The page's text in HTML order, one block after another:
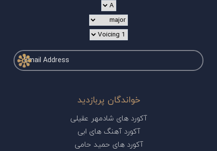
خواندگان پربازدید
آکورد های شادمهر عقیلی
آکورد آهنگ های ابی
آکورد های حمید حامی